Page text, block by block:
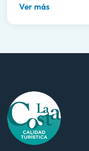
Ver más